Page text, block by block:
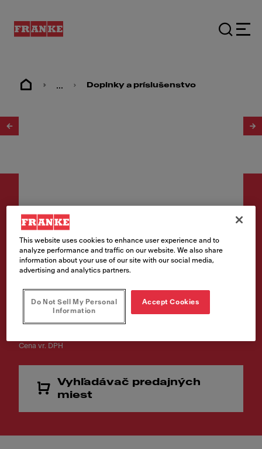
... Doplnky a príslušenstvo
Doplnky a príslušenstvo
Sada pre vonkajší odťah
112.0539.569
Cena vr. DPH
Vyhľadávač predajných
miest
This website uses cookies to enhance user experience and to
analyze performance and traffic on our website. We also share
information about your use of our site with our social media,
advertising and analytics partners.
Do Not Sell My Personal
Information
Accept Cookies